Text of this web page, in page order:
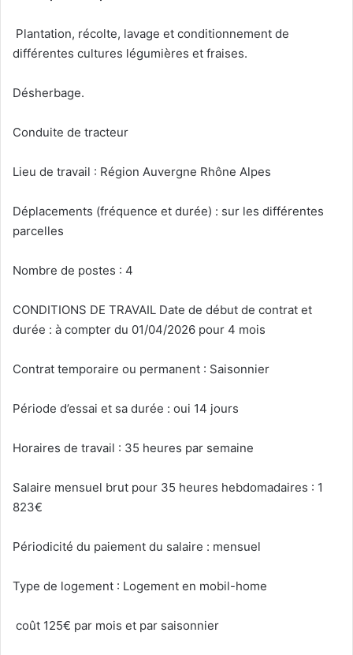
Plantation, récolte, lavage et conditionnement de
différentes cultures légumières et fraises.
Désherbage.
Conduite de tracteur
Lieu de travail : Région Auvergne Rhône Alpes
Déplacements (fréquence et durée) : sur les différentes
parcelles
Nombre de postes : 4
CONDITIONS DE TRAVAIL Date de début de contrat et
durée : à compter du 01/04/2026 pour 4 mois
Contrat temporaire ou permanent : Saisonnier
Période d’essai et sa durée : oui 14 jours
Horaires de travail : 35 heures par semaine
Salaire mensuel brut pour 35 heures hebdomadaires : 1
823€
Périodicité du paiement du salaire : mensuel
Type de logement : Logement en mobil-home
coût 125€ par mois et par saisonnier